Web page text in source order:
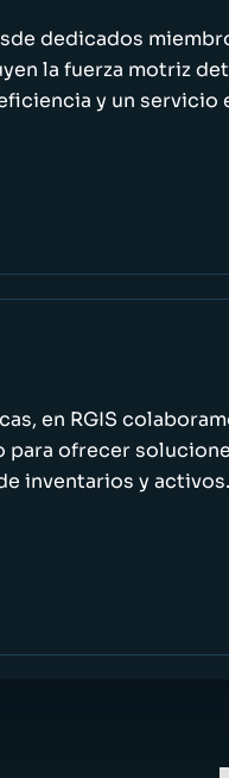
dedicados
la fuerza motriz
y un servicio
en RGIS
ofrecer
inventarios y activos.